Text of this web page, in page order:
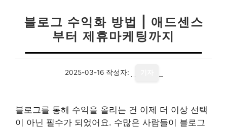
블로그 수익화 방법 | 애드센스
부터 제휴마케팅까지
2025-03-16 작성자:
블로그를 통해 수익을 올리는 건 이제 더 이상 선택
이 아닌 필수가 되었어요. 수많은 사람들이 블로그